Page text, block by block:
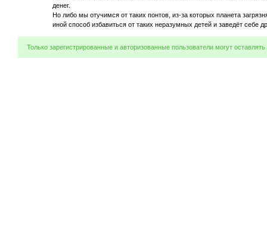
денег.
Но либо мы отучимся от таких понтов, из-за которых планета
иной способ избавиться от таких неразумных детей и заведёт себе
Только зарегистрированные и авторизованные пользователи могут